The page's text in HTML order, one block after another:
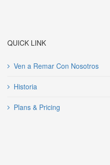
QUICK LINK
Ven a Remar Con Nosotros
Historia
Plans & Pricing